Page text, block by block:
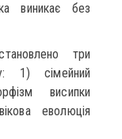
виникає без
три
1) сімейний
висипки
еволюція